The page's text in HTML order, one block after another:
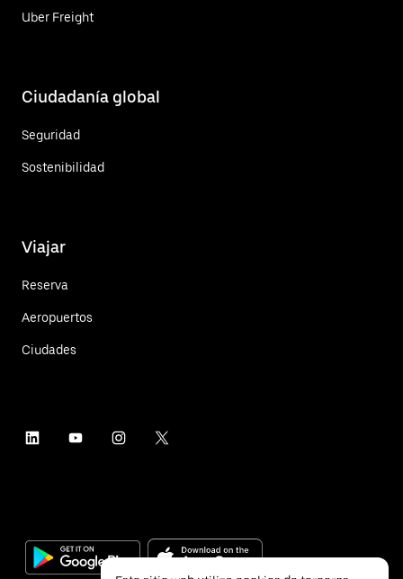
Uber Freight
Ciudadanía global
Seguridad
Sostenibilidad
Viajar
Reserva
Aeropuertos
Ciudades